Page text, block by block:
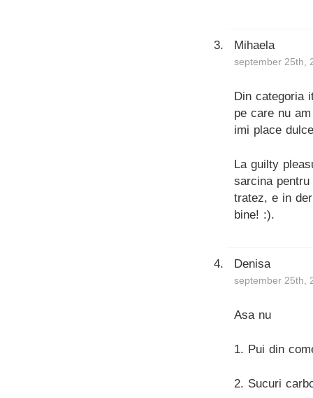
Mihaela
september 25th,
Din categoria
pe care nu
imi place
La guilty
sarcina
tratez, e in
bine! :).
Denisa
september 25th,
Asa nu
1. Pui din
2. Sucuri